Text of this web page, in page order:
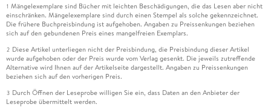
1 Mängelexemplare sind Bücher mit leichten Beschädigungen, die das Lesen aber nicht
einschränken. Mängelexemplare sind durch einen Stempel als solche gekennzeichnet.
Die frühere Buchpreisbindung ist aufgehoben. Angaben zu Preissenkungen beziehen
sich auf den gebundenen Preis eines mangelfreien Exemplars.
2 Diese Artikel unterliegen nicht der Preisbindung, die Preisbindung dieser Artikel
wurde aufgehoben oder der Preis wurde vom Verlag gesenkt. Die jeweils zutreffende
Alternative wird Ihnen auf der Artikelseite dargestellt. Angaben zu Preissenkungen
beziehen sich auf den vorherigen Preis.
3 Durch Öffnen der Leseprobe willigen Sie ein, dass Daten an den Anbieter der
Leseprobe übermittelt werden.